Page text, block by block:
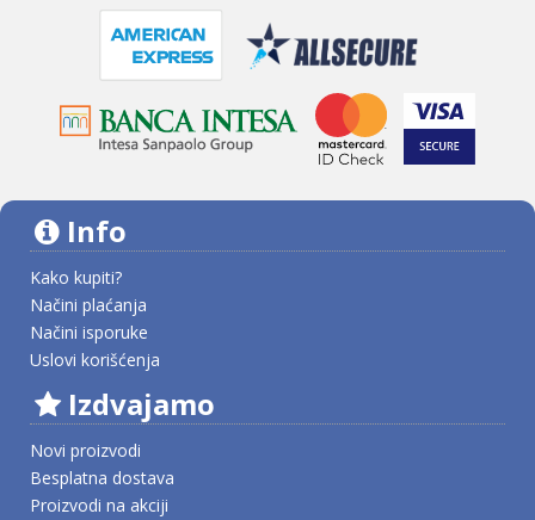
Info
Kako kupiti?
Načini plaćanja
Načini isporuke
Uslovi korišćenja
Izdvajamo
Novi proizvodi
Besplatna dostava
Proizvodi na akciji